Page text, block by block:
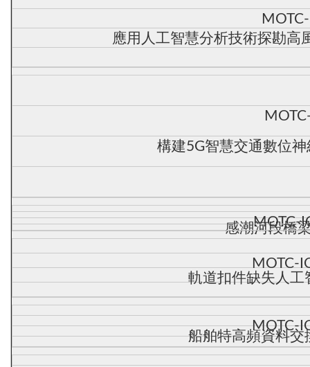
應用人工智慧分析技術探勘高
構建5G智慧交通數位
MOTC-
感潮河段橋
MOTC-
軌道扣件缺失人工
MOTC-
船舶特高頻資料交